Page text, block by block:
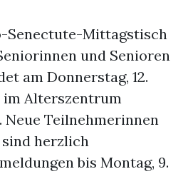
Senectute-Mittagstisch
und Senioren
am Donnerstag, 12.
im Alterszentrum
Teilnehmerinnen
herzlich
bis Montag, 9.